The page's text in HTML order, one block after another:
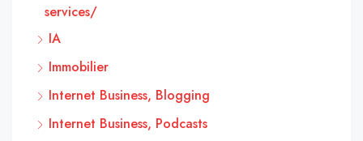
services/
IA
Immobilier
Internet Business, Blogging
Internet Business, Podcasts